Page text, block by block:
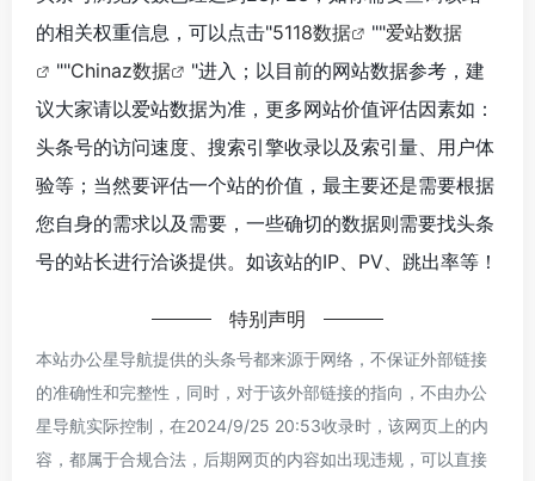
的相关权重信息，可以点击"5118数据 ""爱站数据
""Chinaz数据
"进入；以目前的网站数据参考，建
议大家请以爱站数据为准，更多网站价值评估因素如：
头条号的访问速度、搜索引擎收录以及索引量、用户体
验等；当然要评估一个站的价值，最主要还是需要根据
您自身的需求以及需要，一些确切的数据则需要找头条
号的站长进行洽谈提供。如该站的IP、PV、跳出率等！
特别声明
本站办公星导航提供的头条号都来源于网络，不保证外部链接
的准确性和完整性，同时，对于该外部链接的指向，不由办公
星导航实际控制，在2024/9/25 20:53收录时，该网页上的内
容，都属于合规合法，后期网页的内容如出现违规，可以直接